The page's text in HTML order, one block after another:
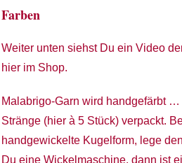
Farben
Weiter unten siehst Du ein Video
hier im Shop.
Malabrigo-Garn wird handgefärbt
Stränge (hier à 5 Stück) verpackt.
handgewickelte Kugelform, lege
Du eine Wickelmaschine, dann ist